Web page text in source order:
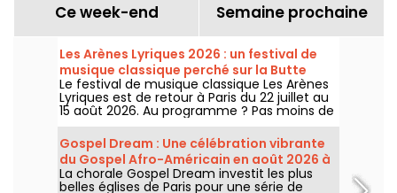
Ce week-end Semaine prochaine
Les Arènes Lyriques 2026 : un festival de
musique classique perché sur la Butte
Montmartre
Le festival de musique classique Les Arènes
Lyriques est de retour à Paris du 22 juillet au
15 août 2026. Au programme ? Pas moins de
16 concerts donnés au sein des Arènes de
Montmartre, un cadre idyllique pour écouter
les grands classiques.
Gospel Dream : Une célébration vibrante
du Gospel Afro-Américain en août 2026 à
Paris
La chorale Gospel Dream investit les plus
belles églises de Paris pour une série de